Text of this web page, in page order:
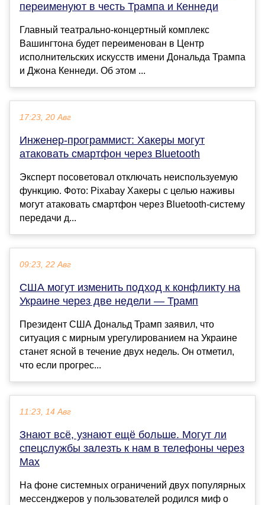
переименуют в честь Трампа и Кеннеди
Главный театрально-концертный комплекс
Вашингтона будет переименован в Центр
исполнительских искусств имени Дональда Трампа
и Джона Кеннеди. Об этом ...
17:23, 20 Авг
Инженер-программист: Хакеры могут
атаковать смартфон через Bluetooth
Эксперт посоветовал отключать неиспользуемую
функцию. Фото: Pixabay Хакеры с целью наживы
могут атаковать смартфон через Bluetooth-систему
передачи д...
09:23, 22 Авг
США могут изменить подход к конфликту на
Украине через две недели — Трамп
Президент США Дональд Трамп заявил, что
ситуация с мирным урегулированием на Украине
станет ясной в течение двух недель. Он отметил,
что если прогрес...
11:23, 14 Авг
Знают всё, узнают ещё больше. Могут ли
спецслужбы залезть к нам в телефоны через
Max
На фоне системных ограничений двух популярных
мессенджеров у пользователей родился миф о